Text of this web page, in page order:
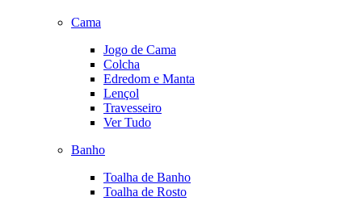
Cama
Jogo de Cama
Colcha
Edredom e Manta
Lençol
Travesseiro
Ver Tudo
Banho
Toalha de Banho
Toalha de Rosto